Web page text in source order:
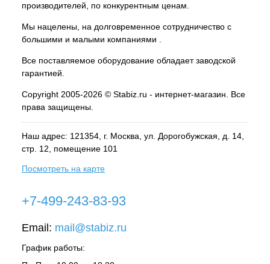
производителей, по конкурентным ценам.
Мы нацелены, на долговременное сотрудничество с
большими и малыми компаниями .
Все поставляемое оборудование обладает заводской
гарантией.
Copyright 2005-2026 © Stabiz.ru - интернет-магазин. Все
права защищены.
Наш адрес: 121354, г. Москва , ул. Дорогобужская, д. 14,
стр. 12, помещение 101
Посмотреть на карте
+7-499-243-83-93
Email: mail@stabiz.ru
График работы: